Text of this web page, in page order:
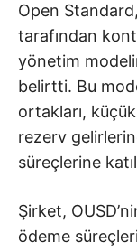
Open
tarafından
yönetim
belirtti. Bu
ortakları,
rezerv
süreçlerine
Şirket,
ödeme